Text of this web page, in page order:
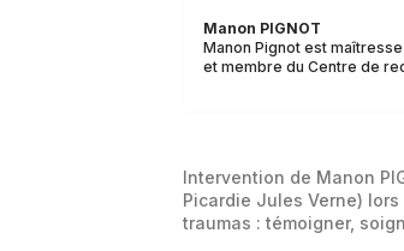
Manon PIGNOT
Manon Pignot est
et membre du Centre de
Intervention de Manon
Picardie Jules Verne) lors
traumas : témoigner,